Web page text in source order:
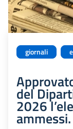
giornali
del
2026
ammessi.